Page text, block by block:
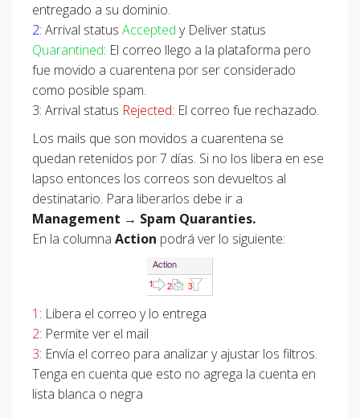
entregado a su dominio.
2: Arrival status Accepted y Deliver status
Quarantined: El correo llego a la plataforma pero
fue movido a cuarentena por ser considerado
como posible spam.
3: Arrival status Rejected: El correo fue rechazado.
Los mails que son movidos a cuarentena se
quedan retenidos por 7 días. Si no los libera en ese
lapso entonces los correos son devueltos al
destinatario. Para liberarlos debe ir a
Management → Spam Quaranties.
En la columna Action podrá ver lo siguiente:
1 : Libera el correo y lo entrega
2: Permite ver el mail
3: Envía el correo para analizar y ajustar los filtros.
Tenga en cuenta que esto no agrega la cuenta en
lista blanca o negra